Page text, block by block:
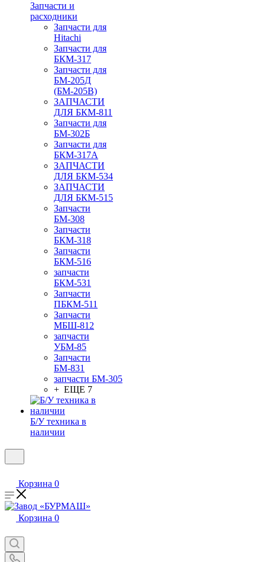
Запчасти и
расходники
Запчасти для
Hitachi
Запчасти для
БКМ-317
Запчасти для
БМ-205Д
(БМ-205В)
ЗАПЧАСТИ
ДЛЯ БКМ-811
Запчасти для
БМ-302Б
Запчасти для
БКМ-317А
ЗАПЧАСТИ
ДЛЯ БКМ-534
ЗАПЧАСТИ
ДЛЯ БКМ-515
Запчасти
БМ-308
Запчасти
БКМ-318
Запчасти
БКМ-516
запчасти
БКМ-531
Запчасти
ПБКМ-511
Запчасти
МБШ-812
запчасти
УБМ-85
Запчасти
БМ-831
запчасти БМ-305
+ ЕЩЕ 7
Б/У техника в
наличии
Корзина 0
Корзина 0